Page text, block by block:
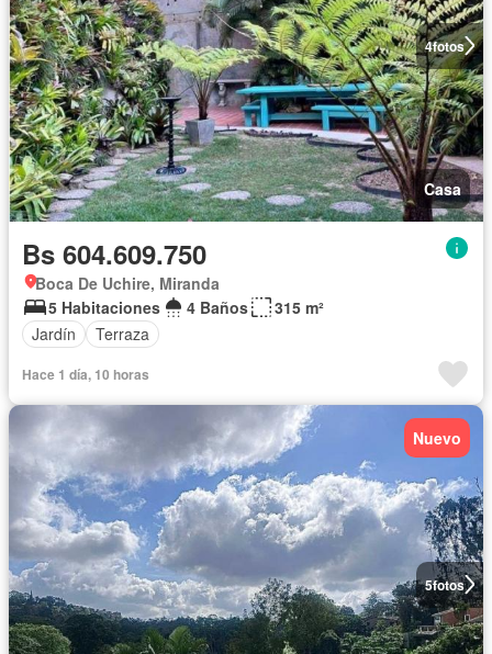
4fotos
Casa
Bs 604.609.750
Boca De Uchire, Miranda
5 Habitaciones
4 Baños
315 m²
Jardín
Terraza
Hace 1 día, 10 horas
5fotos
Nuevo